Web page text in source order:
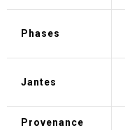
Phases
Jantes
Provenance